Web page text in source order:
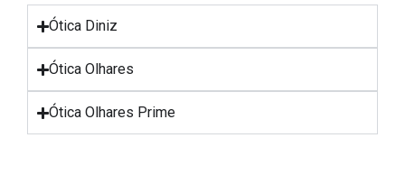
Ótica Diniz
Ótica Olhares
Ótica Olhares Prime